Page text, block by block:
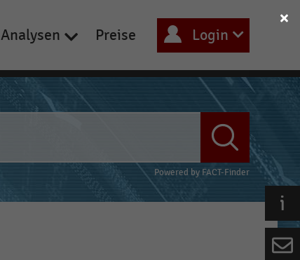
Analysen Preise Login
Powered by FACT-Finder